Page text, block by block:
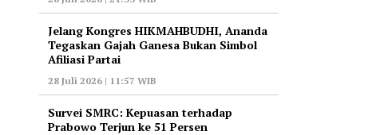
‎Jelang Kongres HIKMAHBUDHI, Ananda
Tegaskan Gajah Ganesa Bukan Simbol
Afiliasi Partai
28 Juli 2026 | 11:57 WIB
‎Survei SMRC: Kepuasan terhadap
Prabowo Terjun ke 51 Persen